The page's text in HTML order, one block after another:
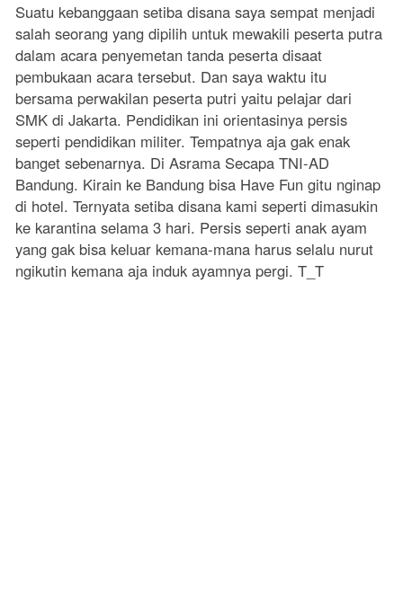
Suatu kebanggaan setiba disana saya sempat menjadi
salah seorang yang dipilih untuk mewakili peserta putra
dalam acara penyemetan tanda peserta disaat
pembukaan acara tersebut. Dan saya waktu itu
bersama perwakilan peserta putri yaitu pelajar dari
SMK di Jakarta. Pendidikan ini orientasinya persis
seperti pendidikan militer. Tempatnya aja gak enak
banget sebenarnya. Di Asrama Secapa TNI-AD
Bandung. Kirain ke Bandung bisa Have Fun gitu nginap
di hotel. Ternyata setiba disana kami seperti dimasukin
ke karantina selama 3 hari. Persis seperti anak ayam
yang gak bisa keluar kemana-mana harus selalu nurut
ngikutin kemana aja induk ayamnya pergi. T_T